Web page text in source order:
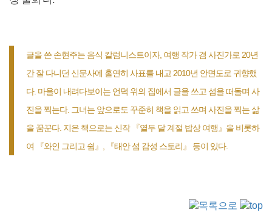
글을 쓴 손현주는 음식 칼럼니스트이자, 여행 작가 겸 사진가로 20년
간 잘 다니던 신문사에 홀연히 사표를 내고 2010년 안면도로 귀향했
다. 마을이 내려다보이는 언덕 위의 집에서 글을 쓰고 섬을 떠돌며 사
진을 찍는다. 그녀는 앞으로도 꾸준히 책을 읽고 쓰며 사진을 찍는 삶
을 꿈꾼다. 지은 책으로는 신작 『열두 달 계절 밥상 여행』을 비롯하
여 『와인 그리고 쉼』, 『태안 섬 감성 스토리』 등이 있다.